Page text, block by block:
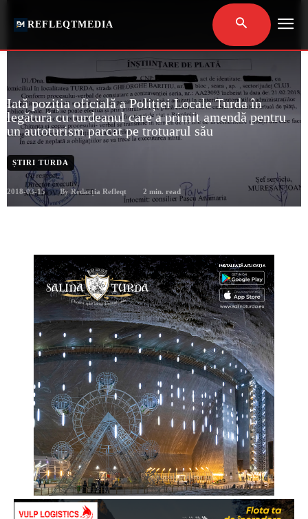
REFLEQTMEDIA
Iată poziția oficială a Poliției Locale Turda în
legătură cu turdeanul care a primit amendă pentru
un autoturism parcat pe trotuarul său
ȘTIRI TURDA
2018-03-15 By Redacția Refleqt 2 min. read